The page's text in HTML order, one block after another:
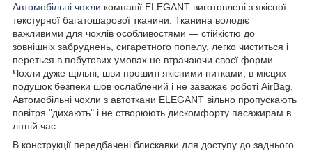
Автомобільні чохли компанії ELEGANT виготовлені з якісної
текстурної багатошарової тканини. Тканина володіє
важливими для чохлів особливостями — стійкістю до
зовнішніх забруднень, сигаретного попелу, легко чиститься і
переться в побутових умовах не втрачаючи своєї форми.
Чохли дуже щільні, шви прошиті якісними нитками, в місцях
подушок безпеки шов ослаблений і не заважає роботі AirBag.
Автомобільні чохли з автоткани ELEGANT вільно пропускають
повітря "дихають" і не створюють дискомфорту пасажирам в
літній час.
В конструкції передбачені блискавки для доступу до заднього